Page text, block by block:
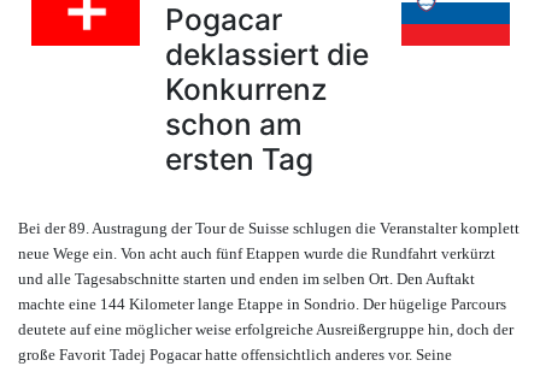
Pogacar
deklassiert die
Konkurrenz
schon am
ersten Tag
Bei der 89. Austragung der Tour de Suisse schlugen die Veranstalter komplett
neue Wege ein. Von acht auch fünf Etappen wurde die Rundfahrt verkürzt
und alle Tagesabschnitte starten und enden im selben Ort. Den Auftakt
machte eine 144 Kilometer lange Etappe in Sondrio. Der hügelige Parcours
deutete auf eine möglicher weise erfolgreiche Ausreißergruppe hin, doch der
große Favorit Tadej Pogacar hatte offensichtlich anderes vor. Seine